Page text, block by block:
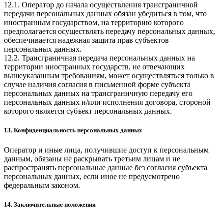
12.1. Оператор до начала осуществления трансграничной
передачи персональных данных обязан убедиться в том, что
иностранным государством, на территорию которого
предполагается осуществлять передачу персональных данных,
обеспечивается надежная защита прав субъектов
персональных данных.
12.2. Трансграничная передача персональных данных на
территории иностранных государств, не отвечающих
вышеуказанным требованиям, может осуществляться только в
случае наличия согласия в письменной форме субъекта
персональных данных на трансграничную передачу его
персональных данных и/или исполнения договора, стороной
которого является субъект персональных данных.
13. Конфиденциальность персональных данных
Оператор и иные лица, получившие доступ к персональным
данным, обязаны не раскрывать третьим лицам и не
распространять персональные данные без согласия субъекта
персональных данных, если иное не предусмотрено
федеральным законом.
14. Заключительные положения